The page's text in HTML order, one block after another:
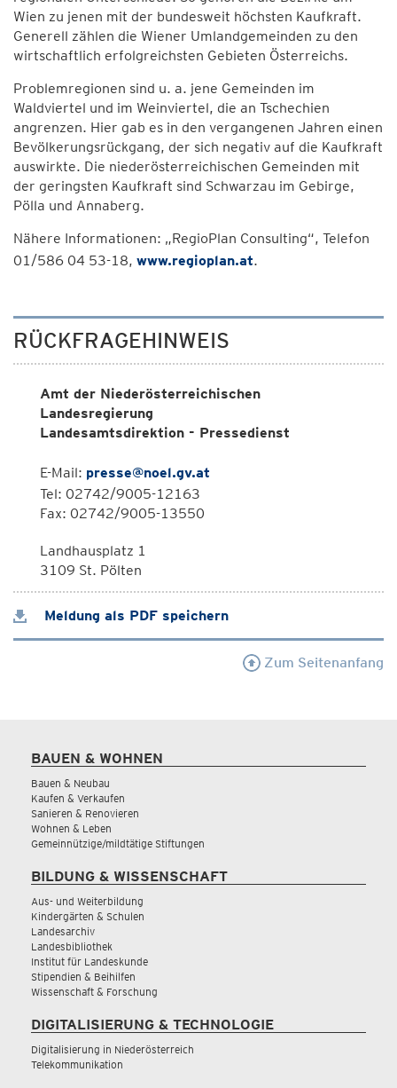
Wien zu jenen mit der bundesweit höchsten Kaufkraft.
Generell zählen die Wiener Umlandgemeinden zu den
wirtschaftlich erfolgreichsten Gebieten Österreichs.
Problemregionen sind u. a. jene Gemeinden im
Waldviertel und im Weinviertel, die an Tschechien
angrenzen. Hier gab es in den vergangenen Jahren einen
Bevölkerungsrückgang, der sich negativ auf die Kaufkraft
auswirkte. Die niederösterreichischen Gemeinden mit
der geringsten Kaufkraft sind Schwarzau im Gebirge,
Pölla und Annaberg.
Nähere Informationen: „RegioPlan Consulting“, Telefon
01/586 04 53-18, www.regioplan.at.
RÜCKFRAGEHINWEIS
Amt der Niederösterreichischen
Landesregierung
Landesamtsdirektion - Pressedienst
E-Mail: presse@noel.gv.at
Tel: 02742/9005-12163
Fax: 02742/9005-13550
Landhausplatz 1
3109 St. Pölten
Meldung als PDF speichern
Zum Seitenanfang
BAUEN & WOHNEN
Bauen & Neubau
Kaufen & Verkaufen
Sanieren & Renovieren
Wohnen & Leben
Gemeinnützige/mildtätige Stiftungen
BILDUNG & WISSENSCHAFT
Aus- und Weiterbildung
Kindergärten & Schulen
Landesarchiv
Landesbibliothek
Institut für Landeskunde
Stipendien & Beihilfen
Wissenschaft & Forschung
DIGITALISIERUNG & TECHNOLOGIE
Digitalisierung in Niederösterreich
Telekommunikation